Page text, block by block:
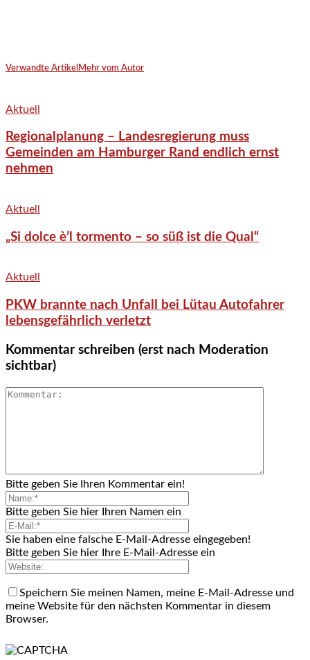
Verwandte Artikel Mehr vom Autor
Aktuell
Regionalplanung – Landesregierung muss
Gemeinden am Hamburger Rand endlich ernst
nehmen
Aktuell
„Si dolce è’l tormento – so süß ist die Qual“
Aktuell
PKW brannte nach Unfall bei Lütau Autofahrer
lebensgefährlich verletzt
Kommentar schreiben (erst nach Moderation
sichtbar)
Bitte geben Sie Ihren Kommentar ein!
Bitte geben Sie hier Ihren Namen ein
Sie haben eine falsche E-Mail-Adresse eingegeben!
Bitte geben Sie hier Ihre E-Mail-Adresse ein
Speichern Sie meinen Namen, meine E-Mail-Adresse und
meine Website für den nächsten Kommentar in diesem
Browser.